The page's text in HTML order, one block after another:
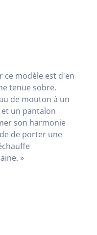
ce modèle est d'en
tenue sobre.
de mouton à un
un pantalon
son harmonie
de porter une
»